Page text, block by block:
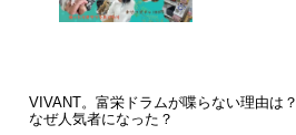
VIVANT。富栄ドラムが喋らない理由は？
なぜ人気者になった？